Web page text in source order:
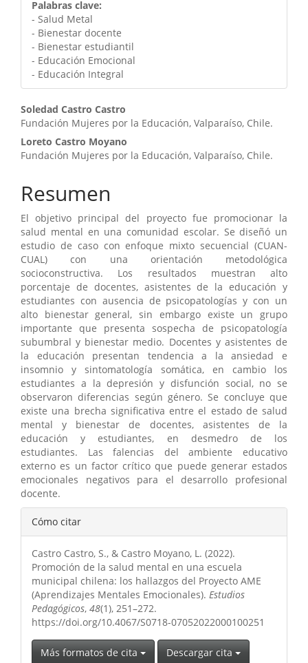
Palabras clave:
- Salud Metal
- Bienestar docente
- Bienestar estudiantil
- Educación Emocional
- Educación Integral
Contenido
principal
del
artículo
Soledad Castro Castro
Fundación Mujeres por la Educación, Valparaíso, Chile.
Loreto Castro Moyano
Fundación Mujeres por la Educación, Valparaíso, Chile.
Resumen
El objetivo principal del proyecto fue promocionar la
salud mental en una comunidad escolar. Se diseñó un
estudio de caso con enfoque mixto secuencial (CUAN-
CUAL) con una orientación metodológica
socioconstructiva. Los resultados muestran alto
porcentaje de docentes, asistentes de la educación y
estudiantes con ausencia de psicopatologías y con un
alto bienestar general, sin embargo existe un grupo
importante que presenta sospecha de psicopatología
subumbral y bienestar medio. Docentes y asistentes de
la educación presentan tendencia a la ansiedad e
insomnio y sintomatología somática, en cambio los
estudiantes a la depresión y disfunción social, no se
observaron diferencias según género. Se concluye que
existe una brecha significativa entre el estado de salud
mental y bienestar de docentes, asistentes de la
educación y estudiantes, en desmedro de los
estudiantes. Las falencias del ambiente educativo
externo es un factor crítico que puede generar estados
emocionales negativos para el desarrollo profesional
docente.
Detalles
del
artículo
Cómo citar
Castro Castro, S., & Castro Moyano, L. (2022).
Promoción de la salud mental en una escuela
municipal chilena: los hallazgos del Proyecto AME
(Aprendizajes Mentales Emocionales). Estudios
Pedagógicos, 48(1), 251–272.
https://doi.org/10.4067/S0718-07052022000100251
Más formatos de cita Descargar cita